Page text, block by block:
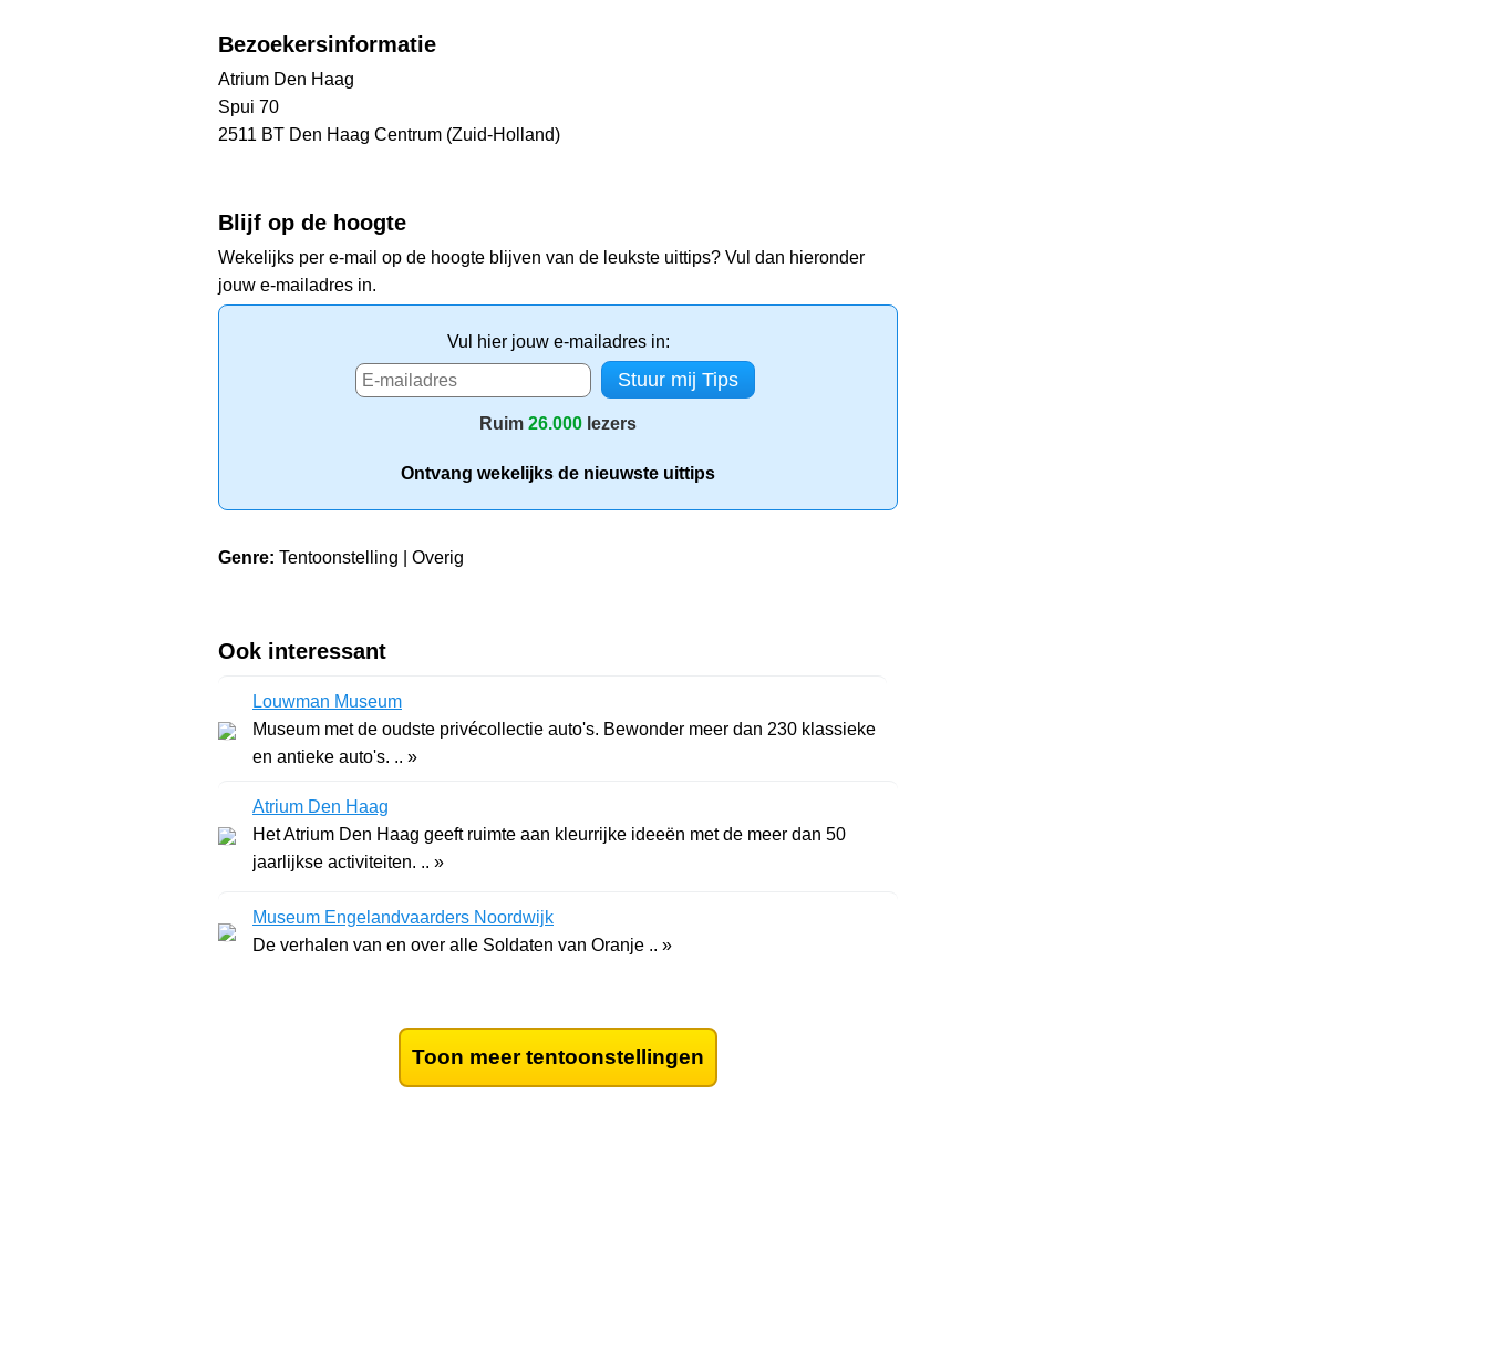
Bezoekersinformatie
Atrium Den Haag
Spui 70
2511 BT Den Haag Centrum (Zuid-Holland)
Blijf op de hoogte
Wekelijks per e-mail op de hoogte blijven van de leukste uittips? Vul dan hieronder
jouw e-mailadres in.
Vul hier jouw e-mailadres in:
Ruim 26.000 lezers
Ontvang wekelijks de nieuwste uittips
Genre: Tentoonstelling | Overig
Ook interessant
Louwman Museum
Museum met de oudste privécollectie auto's. Bewonder meer dan 230 klassieke
en antieke auto's. .. »
Atrium Den Haag
Het Atrium Den Haag geeft ruimte aan kleurrijke ideeën met de meer dan 50
jaarlijkse activiteiten. .. »
Museum Engelandvaarders Noordwijk
De verhalen van en over alle Soldaten van Oranje .. »
Toon meer tentoonstellingen